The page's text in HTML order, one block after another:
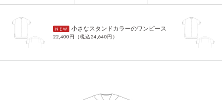
NEW 小さなスタンドカラーのワンピース
22,400円（税込24,640円）